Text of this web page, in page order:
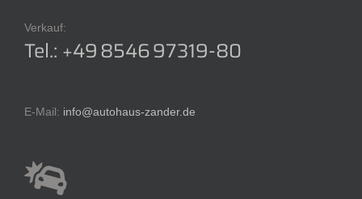
Verkauf:
Tel.: +49 8546 97319-80
E-Mail: info@autohaus-zander.de